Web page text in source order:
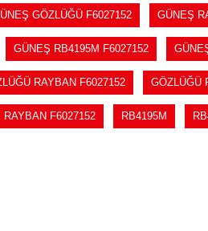
GÖZLÜĞÜ F6027152 GÜNEŞ
GÜNEŞ RB4195M F6027152
RAYBAN F6027152 GÖZLÜĞÜ
RAYBAN F6027152 RB4195M